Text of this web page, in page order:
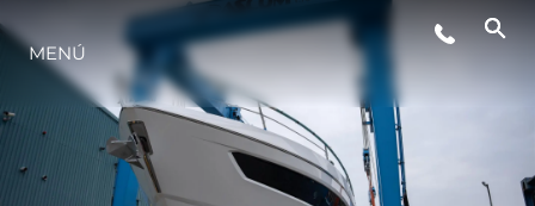
ESTILO DE VIDA
INNOVACIÓN
MENÚ